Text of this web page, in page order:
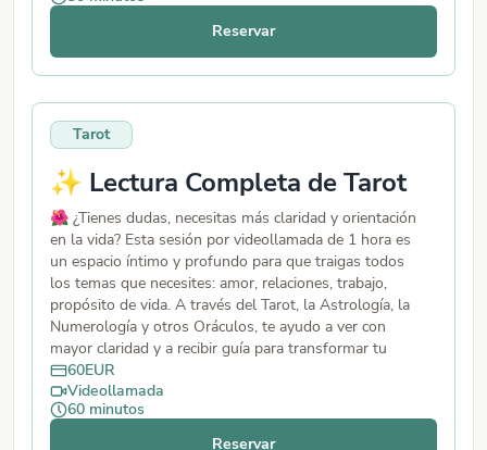
Reservar
Tarot
✨ Lectura Completa de Tarot
🌺 ¿Tienes dudas, necesitas más claridad y orientación
en la vida? Esta sesión por videollamada de 1 hora es
un espacio íntimo y profundo para que traigas todos
los temas que necesites: amor, relaciones, trabajo,
propósito de vida. A través del Tarot, la Astrología, la
Numerología y otros Oráculos, te ayudo a ver con
mayor claridad y a recibir guía para transformar tu
realidad. Recibirás respuestas, consejos e inspiración
para avanzar con confianza.💫
60EUR
Videollamada
60 minutos
Reservar